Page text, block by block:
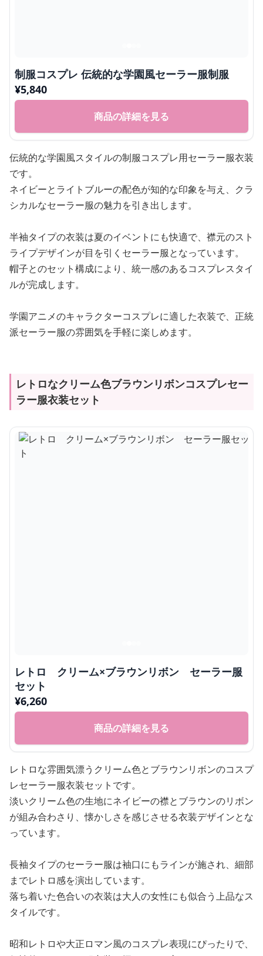
制服コスプレ 伝統的な学園風セーラー服制服
¥5,840
商品の詳細を見る
伝統的な学園風スタイルの制服コスプレ用セーラー服衣装
です。
ネイビーとライトブルーの配色が知的な印象を与え、クラ
シカルなセーラー服の魅力を引き出します。
半袖タイプの衣装は夏のイベントにも快適で、襟元のスト
ライプデザインが目を引くセーラー服となっています。
帽子とのセット構成により、統一感のあるコスプレスタイ
ルが完成します。
学園アニメのキャラクターコスプレに適した衣装で、正統
派セーラー服の雰囲気を手軽に楽しめます。
レトロなクリーム色ブラウンリボンコスプレセー
ラー服衣装セット
レトロ クリーム×ブラウンリボン セーラー服
セット
¥6,260
商品の詳細を見る
レトロな雰囲気漂うクリーム色とブラウンリボンのコスプ
レセーラー服衣装セットです。
淡いクリーム色の生地にネイビーの襟とブラウンのリボン
が組み合わさり、懐かしさを感じさせる衣装デザインとな
っています。
長袖タイプのセーラー服は袖口にもラインが施され、細部
までレトロ感を演出しています。
落ち着いた色合いの衣装は大人の女性にも似合う上品なス
タイルです。
昭和レトロや大正ロマン風のコスプレ表現にぴったりで、